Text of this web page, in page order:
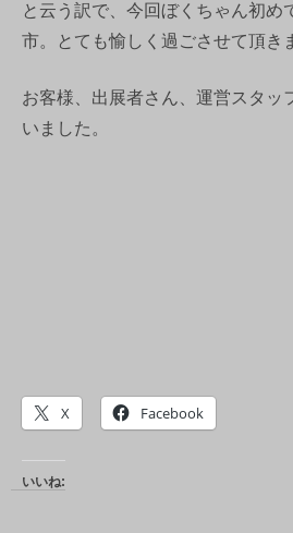
と云う訳で、今回ぼくちゃん初め
市。とても愉しく過ごさせて頂き
お客様、出展者さん、運営スタッ
いました。
X Facebook
いいね: